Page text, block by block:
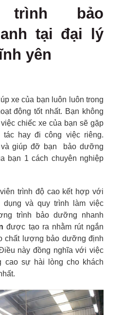
trình bảo
tại đại lý
yên
xe của bạn luôn luôn trong
động tốt nhất. Bạn không
chiếc xe của bạn sẽ gặp
hay đi công việc riêng.
giúp đỡ bạn bảo dưỡng
bạn 1 cách chuyên nghiệp
trình độ cao kết hợp với
dụng và quy trình làm việc
trình bảo dưỡng nhanh
được tạo ra nhằm rút ngắn
chất lượng bảo dưỡng định
này đồng nghĩa với việc
cao sự hài lòng cho khách